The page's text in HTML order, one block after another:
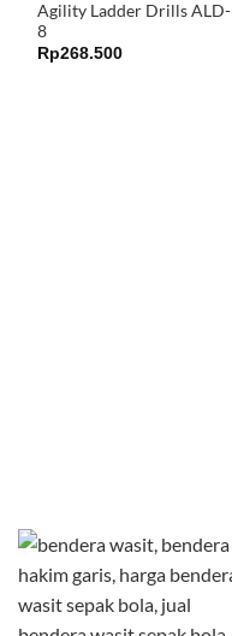
Agility Ladder Drills ALD-
8
Rp268.500